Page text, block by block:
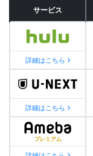
サービス
詳細はこちら
詳細はこちら